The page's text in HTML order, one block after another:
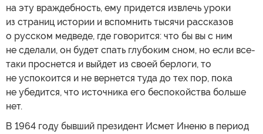
на эту враждебность, ему придется извлечь уроки
из страниц истории и вспомнить тысячи рассказов
о русском медведе, где говорится: что бы вы с ним
не сделали, он будет спать глубоким сном, но если все-
таки проснется и выйдет из своей берлоги, то
не успокоится и не вернется туда до тех пор, пока
не убедится, что источника его беспокойства больше
нет.
В 1964 году бывший президент Исмет Иненю в период